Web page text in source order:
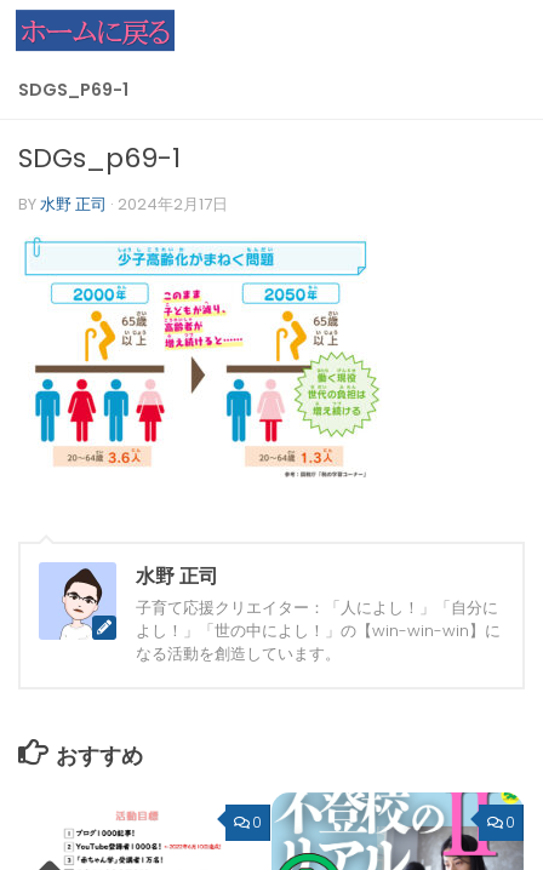
コンテンツへスキップ
SDGS_P69-1
SDGs_p69-1
BY水野 正司 · 2024年2月17日
水野 正司
子育て応援クリエイター：「人によし！」「自分に
よし！」「世の中によし！」の【win-win-win】に
なる活動を創造しています。
おすすめ
0 0